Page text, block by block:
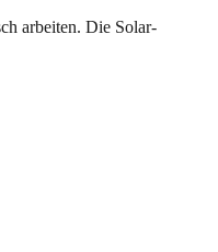
arbeiten. Die Solar-